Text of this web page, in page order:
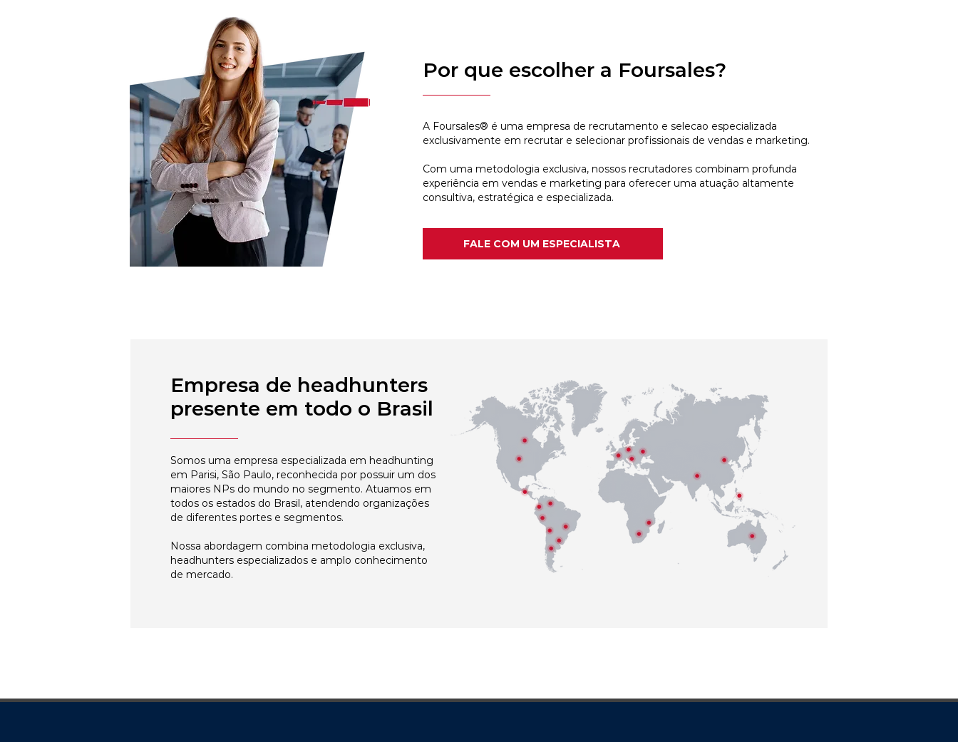
Por que escolher a Foursales?
A Foursales® é uma empresa de recrutamento e selecao especializada
exclusivamente em recrutar e selecionar profissionais de vendas e marketing.
Com uma metodologia exclusiva, nossos recrutadores combinam profunda
experiência em vendas e marketing para oferecer uma atuação altamente
consultiva, estratégica e especializada.
FALE COM UM ESPECIALISTA
Empresa de headhunters
presente em todo o Brasil
Somos uma empresa especializada em headhunting
em Parisi, São Paulo, reconhecida por possuir um dos
maiores NPs do mundo no segmento. Atuamos em
todos os estados do Brasil, atendendo organizações
de diferentes portes e segmentos.
Nossa abordagem combina metodologia exclusiva,
headhunters especializados e amplo conhecimento
de mercado.